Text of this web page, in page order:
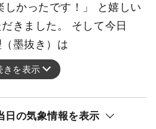
しかったです！」 と嬉しい
きました。 そして今日
墨抜き）は
きを表示
日の気象情報を表示